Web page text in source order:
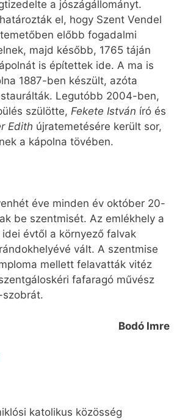
a jószágállományt.
el, hogy Szent Vendel
előbb fogadalmi
majd később, 1765 táján
is építettek ide. A ma is
1887-ben készült, azóta
Legutóbb 2004-ben,
szülötte, Fekete István író és
Edith újratemetésére került sor,
a kápolna tövében.
éve minden év október 20-
be szentmisét. Az emlékhely a
évtől a környező falvak
vált. A szentmise
mellett felavatták vitéz
fafaragó művész
szobrát.
Bodó Imre
katolikus közösség